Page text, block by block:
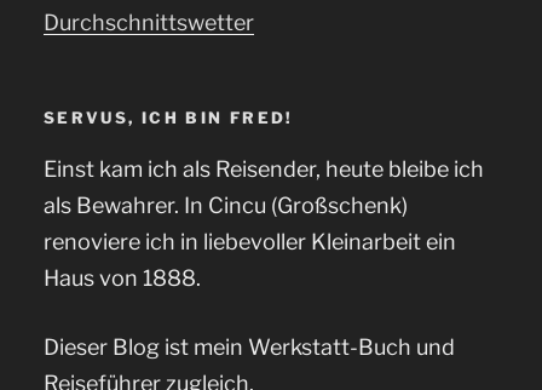
Durchschnittswetter
SERVUS, ICH BIN FRED!
Einst kam ich als Reisender, heute bleibe ich
als Bewahrer. In Cincu (Großschenk)
renoviere ich in liebevoller Kleinarbeit ein
Haus von 1888.
Dieser Blog ist mein Werkstatt-Buch und
Reiseführer zugleich.